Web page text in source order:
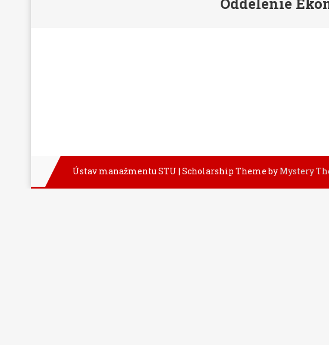
Ústav manažmentu STU | Scholarship Theme by Mystery